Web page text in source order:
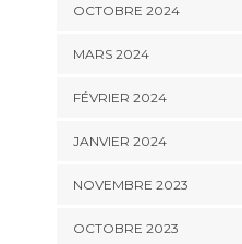
OCTOBRE 2024
MARS 2024
FÉVRIER 2024
JANVIER 2024
NOVEMBRE 2023
OCTOBRE 2023